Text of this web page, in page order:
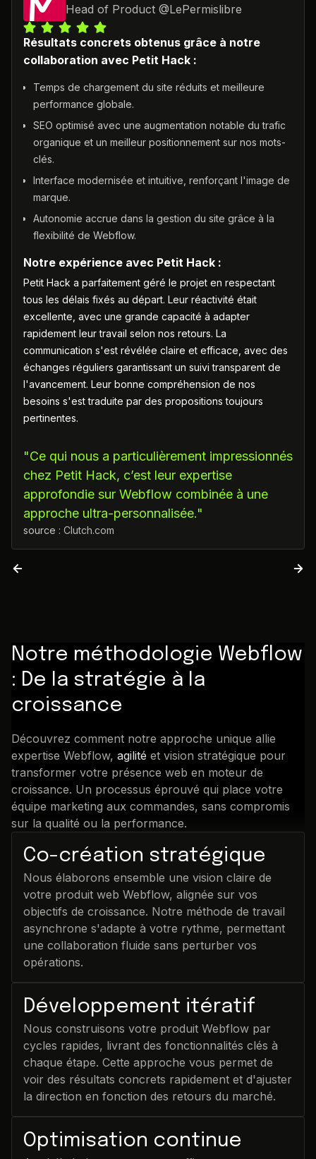
Head of Product @LePermislibre
Résultats concrets obtenus grâce à notre
collaboration avec Petit Hack :
Temps de chargement du site réduits et meilleure
performance globale.
SEO optimisé avec une augmentation notable du trafic
organique et un meilleur positionnement sur nos mots-
clés.
Interface modernisée et intuitive, renforçant l'image de
marque.
Autonomie accrue dans la gestion du site grâce à la
flexibilité de Webflow.
Notre expérience avec Petit Hack :
Petit Hack a parfaitement géré le projet en respectant
tous les délais fixés au départ. Leur réactivité était
excellente, avec une grande capacité à adapter
rapidement leur travail selon nos retours. La
communication s'est révélée claire et efficace, avec des
échanges réguliers garantissant un suivi transparent de
l'avancement. Leur bonne compréhension de nos
besoins s'est traduite par des propositions toujours
pertinentes.
"Ce qui nous a particulièrement impressionnés
chez Petit Hack, c’est leur expertise
approfondie sur Webflow combinée à une
approche ultra-personnalisée."
source : Clutch.com
Notre méthodologie Webflow
: De la stratégie à la
croissance
Découvrez comment notre approche unique allie
expertise Webflow, agilité et vision stratégique pour
transformer votre présence web en moteur de
croissance. Un processus éprouvé qui place votre
équipe marketing aux commandes, sans compromis
sur la qualité ou la performance.
Co-création stratégique
Nous élaborons ensemble une vision claire de
votre produit web Webflow, alignée sur vos
objectifs de croissance. Notre méthode de travail
asynchrone s'adapte à votre rythme, permettant
une collaboration fluide sans perturber vos
opérations.
Développement itératif
Nous construisons votre produit Webflow par
cycles rapides, livrant des fonctionnalités clés à
chaque étape. Cette approche vous permet de
voir des résultats concrets rapidement et d'ajuster
la direction en fonction des retours du marché.
Optimisation continue